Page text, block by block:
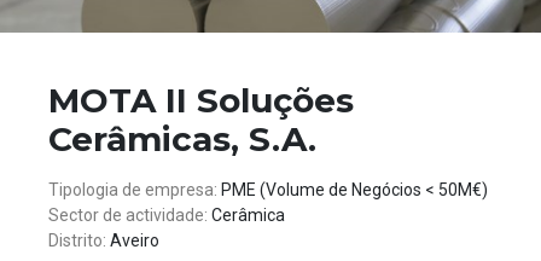
Projectos
MOTA II Soluções
Cerâmicas, S.A.
Tipologia de empresa: PME (Volume de Negócios < 50M€)
Sector de actividade: Cerâmica
Distrito: Aveiro